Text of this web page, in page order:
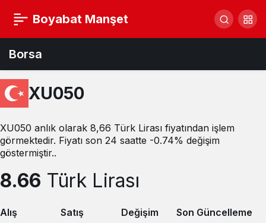
Boyabat Manşet
Borsa
XU050
XU050 anlık olarak 8,66 Türk Lirası fiyatından işlem
görmektedir. Fiyatı son 24 saatte -0.74% değişim
göstermiştir..
8.66 Türk Lirası
Alış
Satış
Değişim
Son Güncelleme